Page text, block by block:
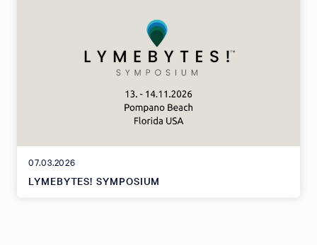
07.03.2026
LYMEBYTES! SYMPOSIUM